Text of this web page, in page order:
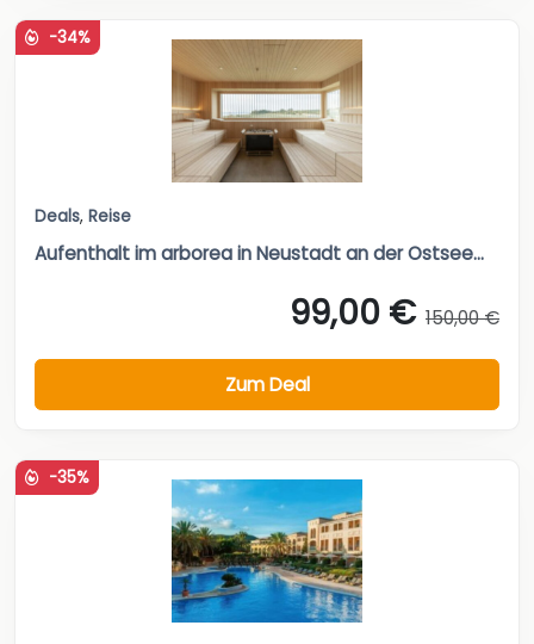
-34%
Deals, Reise
Aufenthalt im arborea in Neustadt an der Ostsee...
99,00 € 150,00 €
Zum Deal
-35%